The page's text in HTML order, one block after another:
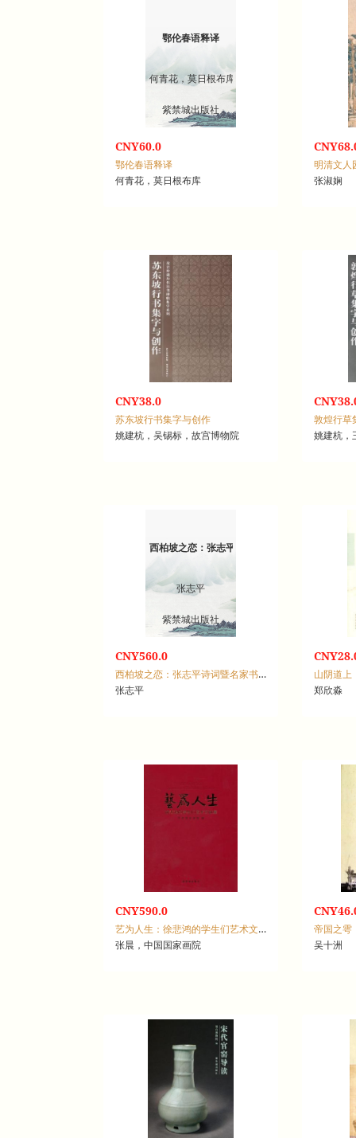
鄂伦春语释译
何青花，莫日根布库
紫禁城出版社
CNY60.0
鄂伦春语释译
何青花，莫日根布库
明清文人
张淑娴
CNY38.0
苏东坡行书集字与创作
姚建杭，吴锡标，故宫博物院
敦煌行草
姚建杭，
西柏坡之恋：张志平诗词暨名家书法精品集
张志平
紫禁城出版社
CNY560.0
西柏坡之恋：张志平诗词暨名家书法精品集
张志平
山阴道上
郑欣淼
CNY590.0
艺为人生：徐悲鸿的学生们艺术文献集
张晨，中国国家画院
吴十洲